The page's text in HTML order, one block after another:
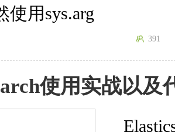
使用sys.arg
391
使用实战以及